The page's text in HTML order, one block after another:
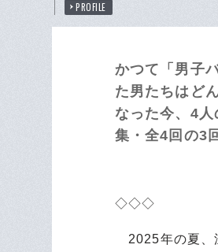
PROFILE
かつて「男子
た男たちはど
なった今、4
集・全4回の3
◇◇◇
2025年の夏、